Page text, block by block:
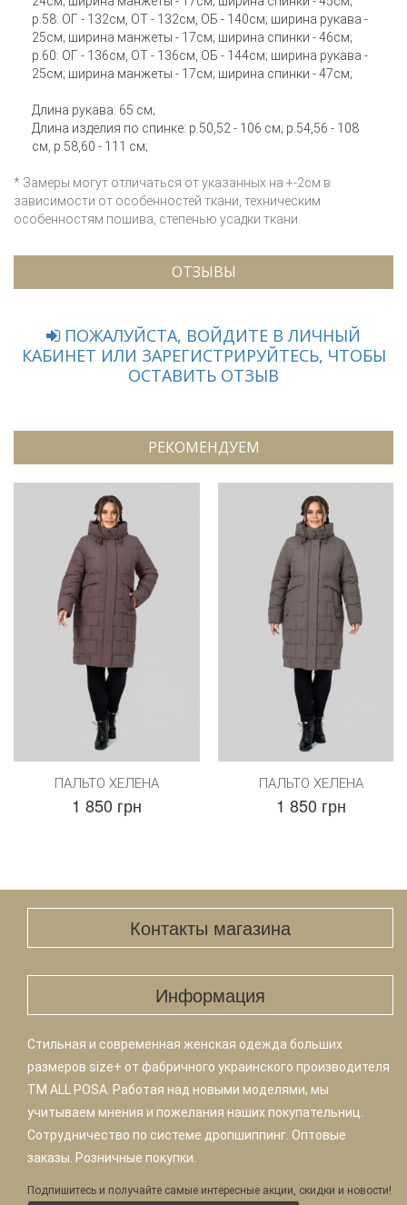
р.58: ОГ - 132см, ОТ - 132см, ОБ - 140см; ширина рукава -
25см; ширина манжеты - 17см; ширина спинки - 46см;
р.60: ОГ - 136см, ОТ - 136см, ОБ - 144см; ширина рукава -
25см; ширина манжеты - 17см; ширина спинки - 47см;
Длина рукава: 65 см;
Длина изделия по спинке: р.50,52 - 106 см; р.54,56 - 108
см, р.58,60 - 111 см;
* Замеры могут отличаться от указанных на +-2см в
зависимости от особенностей ткани, техническим
особенностям пошива, степенью усадки ткани.
ОТЗЫВЫ
ПОЖАЛУЙСТА, ВОЙДИТЕ В ЛИЧНЫЙ
КАБИНЕТ ИЛИ ЗАРЕГИСТРИРУЙТЕСЬ, ЧТОБЫ
ОСТАВИТЬ ОТЗЫВ
РЕКОМЕНДУЕМ
ПАЛЬТО ХЕЛЕНА
1 850 грн
ПАЛЬТО ХЕЛЕНА
1 850 грн
Контакты магазина
Информация
Стильная и современная женская одежда больших
размеров size+ от фабричного украинского производителя
TM ALL POSA. Работая над новыми моделями, мы
учитываем мнения и пожелания наших покупательниц.
Сотрудничество по системе дропшиппинг. Оптовые
заказы. Розничные покупки.
Подпишитесь и получайте самые интересные акции, скидки и новости!